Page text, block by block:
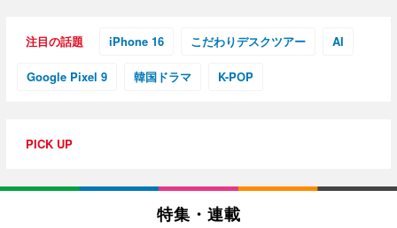
注目の話題 iPhone 16 こだわりデスクツアー AI
Google Pixel 9 韓国ドラマ K-POP
PICK UP
特集・連載